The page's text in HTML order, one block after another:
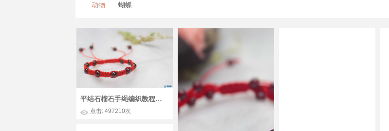
动物: 蝴蝶
平结石榴石手绳编织教程视频
点击: 497210次